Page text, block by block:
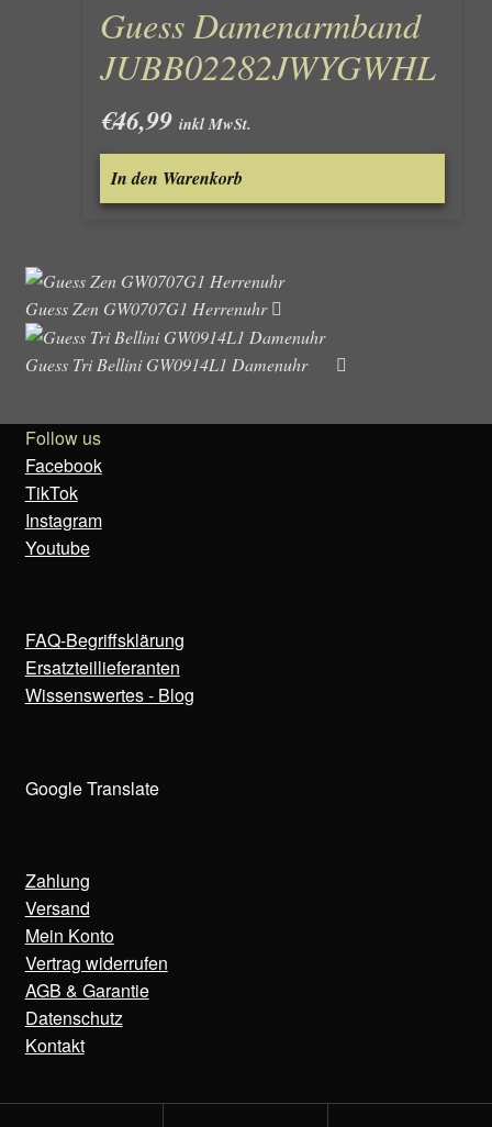
Guess Damenarmband
JUBB02282JWYGWHL
€46,99 inkl MwSt.
In den Warenkorb
Guess Zen GW0707G1 Herrenuhr
Guess Tri Bellini GW0914L1 Damenuhr
Follow us
Facebook
TikTok
Instagram
Youtube
FAQ-Begriffsklärung
Ersatzteillieferanten
Wissenswertes - Blog
Google Translate
Zahlung
Versand
Mein Konto
Vertrag widerrufen
AGB & Garantie
Datenschutz
Kontakt